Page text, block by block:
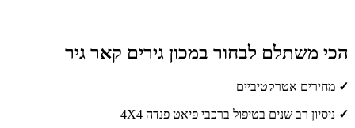
הכי משתלם לבחור במכון גירים קאר גיר
✓ מחירים אטרקטיביים
✓ ניסיון רב שנים בטיפול ברכבי פיאט פנדה 4X4